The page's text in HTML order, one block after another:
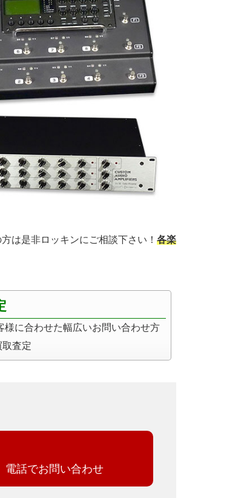
は是非ロッキンにご相談下さい！ 各楽
様に合わせた幅広いお問い合わせ方
査定
電話でお問い合わせ